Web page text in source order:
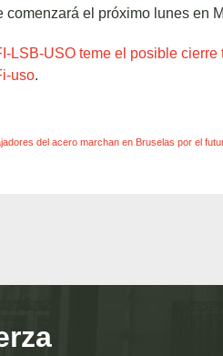
comenzará el próximo lunes en
LSB-USO teme el posible
uso.